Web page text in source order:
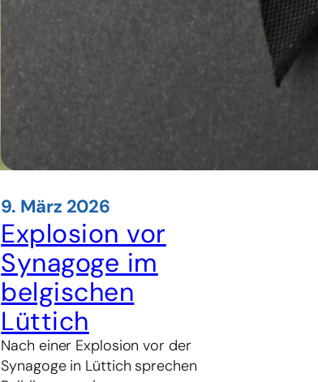
9. März 2026
Explosion vor
Synagoge im
belgischen
Lüttich
Nach einer Explosion vor der
Synagoge in Lüttich sprechen